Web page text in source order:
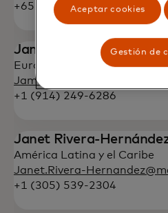
+65 6390-6012
James Issokson
Europa
+1 (914) 249-6286
Janet Rivera-
América Latina y el Caribe
Janet.Rivera-
+1 (305) 539-2304
Aceptar cookies
Gestión de